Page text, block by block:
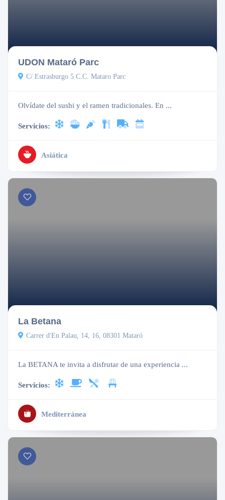
UDON Mataró Parc
C/ Estrasburgo 5 C.C. Mataro Parc
Olvídate del sushi y el ramen tradicionales. En ...
Servicios:
Asiática
La Betana
Carrer d'En Palau, 14, 16, 08301 Mataró
La BETANA te invita a disfrutar de una experiencia ...
Servicios:
Mediterránea